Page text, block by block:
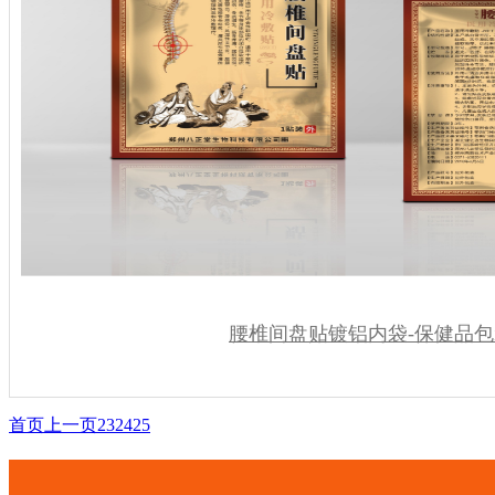
腰椎间盘贴镀铝内袋-保健品
首页 上一页232425